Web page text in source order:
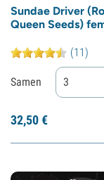
Sundae Driver
Queen Seeds)
(11)
Samen 3
32,50€